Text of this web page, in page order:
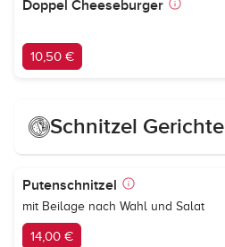
Doppel Cheeseburger
10,50 €
Schnitzel Gerichte
Putenschnitzel
mit Beilage nach Wahl und Salat
14,00 €